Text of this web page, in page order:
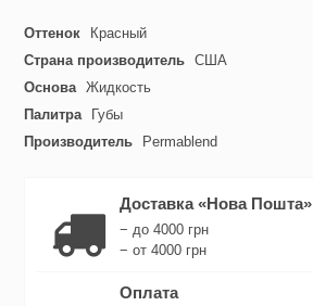
Оттенок
Красный
Страна производитель США
Основа Жидкость
Палитра
Губы
Производитель
Permablend
Доставка «Нова Пошта»
− до 4000 грн
− от 4000 грн
Оплата